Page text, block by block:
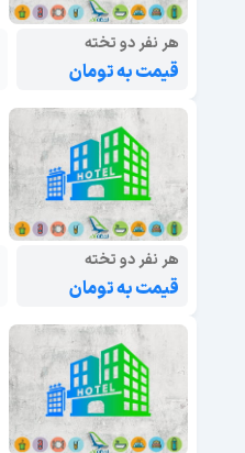
هر نفر دو تخته
قیمت به تومان
هر نفر دو تخته
قیمت به تومان